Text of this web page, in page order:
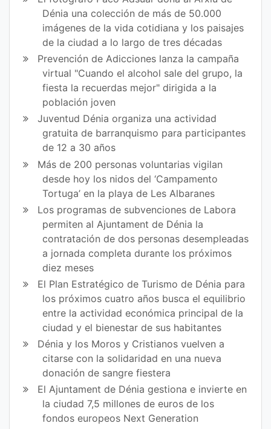
en
Fa
ce
bo
ok
en
Tw
itt
er
Dénia una colección de más de 50.000
imágenes de la vida cotidiana y los paisajes
de la ciudad a lo largo de tres décadas
Prevención de Adicciones lanza la campaña
virtual "Cuando el alcohol sale del grupo, la
fiesta la recuerdas mejor" dirigida a la
población joven
Juventud Dénia organiza una actividad
gratuita de barranquismo para participantes
de 12 a 30 años
Más de 200 personas voluntarias vigilan
desde hoy los nidos del ‘Campamento
Tortuga’ en la playa de Les Albaranes
Los programas de subvenciones de Labora
permiten al Ajuntament de Dénia la
contratación de dos personas desempleadas
a jornada completa durante los próximos
diez meses
El Plan Estratégico de Turismo de Dénia para
los próximos cuatro años busca el equilibrio
entre la actividad económica principal de la
ciudad y el bienestar de sus habitantes
Dénia y los Moros y Cristianos vuelven a
citarse con la solidaridad en una nueva
donación de sangre fiestera
El Ajuntament de Dénia gestiona e invierte en
la ciudad 7,5 millones de euros de los
fondos europeos Next Generation